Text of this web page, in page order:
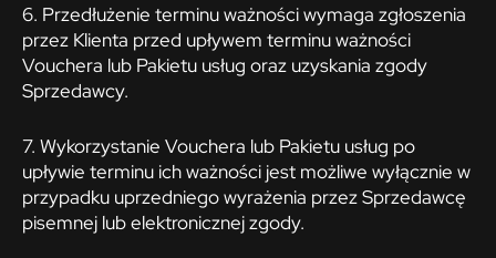
6. Przedłużenie terminu ważności wymaga zgłoszenia
przez Klienta przed upływem terminu ważności
Vouchera lub Pakietu usług oraz uzyskania zgody
Sprzedawcy.
7. Wykorzystanie Vouchera lub Pakietu usług po
upływie terminu ich ważności jest możliwe wyłącznie w
przypadku uprzedniego wyrażenia przez Sprzedawcę
pisemnej lub elektronicznej zgody.